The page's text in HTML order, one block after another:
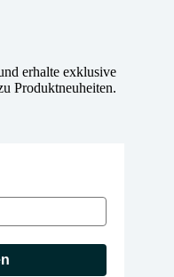
erhalte exklusive
Produktneuheiten.